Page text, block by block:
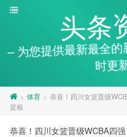
头条
– 为您提供最新最全
时更
> 体育 > 恭喜！四川女篮晋级
篮板
恭喜！四川女篮晋级WCBA四